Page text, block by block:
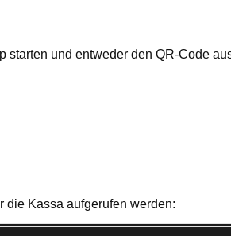
starten und entweder den QR-Code
die Kassa aufgerufen werden: